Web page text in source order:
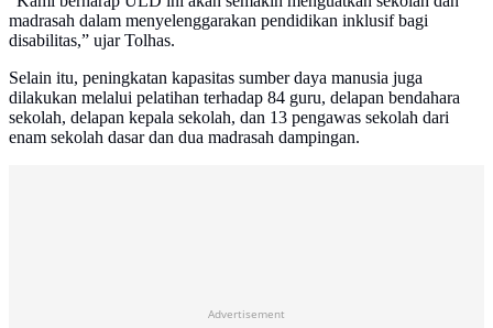
madrasah dalam menyelenggarakan pendidikan inklusif bagi
disabilitas,” ujar Tolhas.
Selain itu, peningkatan kapasitas sumber daya manusia juga
dilakukan melalui pelatihan terhadap 84 guru, delapan bendahara
sekolah, delapan kepala sekolah, dan 13 pengawas sekolah dari
enam sekolah dasar dan dua madrasah dampingan.
Advertisement